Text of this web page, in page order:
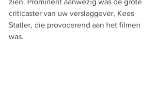
zien. Prominent aanwezig was de grote
criticaster van uw verslaggever, Kees
Statler, die provocerend aan het filmen
was.